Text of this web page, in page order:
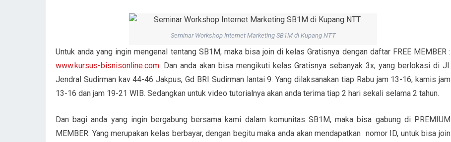
Seminar Workshop Internet Marketing SB1M di Kupang NTT
Untuk anda yang ingin mengenal tentang SB1M, maka bisa join di kelas Gratisnya dengan daftar FREE MEMBER :
www.kursus-bisnisonline.com. Dan anda akan bisa mengikuti kelas Gratisnya sebanyak 3x, yang berlokasi di Jl.
Jendral Sudirman kav 44-46 Jakpus, Gd BRI Sudirman lantai 9. Yang dilaksanakan tiap Rabu jam 13-16, kamis jam
13-16 dan jam 19-21 WIB. Sedangkan untuk video tutorialnya akan anda terima tiap 2 hari sekali selama 2 tahun.
Dan bagi anda yang ingin bergabung bersama kami dalam komunitas SB1M, maka bisa gabung di PREMIUM
MEMBER. Yang merupakan kelas berbayar, dengan begitu maka anda akan mendapatkan nomor ID, untuk bisa join